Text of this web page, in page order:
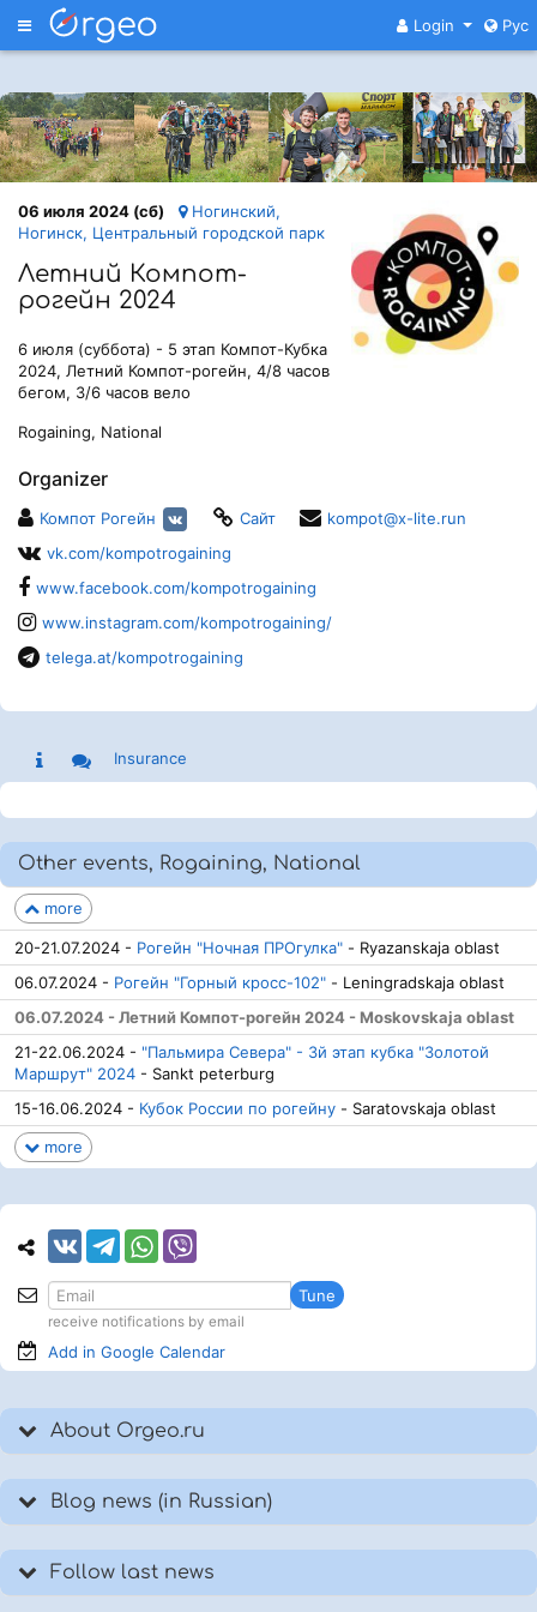
Меню Login Рус
06 июля 2024 (сб)
Ногинский,
Ногинск, Центральный городской парк
Летний Компот-
рогейн 2024
6 июля (суббота) - 5 этап Компот-Кубка
2024, Летний Компот-рогейн, 4/8 часов
бегом, 3/6 часов вело
Rogaining, National
Organizer
Компот Рогейн Сайт
kompot@x-lite.run
vk.com/kompotrogaining
www.facebook.com/kompotrogaining
www.instagram.com/kompotrogaining/
telega.at/kompotrogaining
Insurance
Other events, Rogaining, National
more
20-21.07.2024 - Рогейн "Ночная ПРОгулка" - Ryazanskaja oblast
06.07.2024 - Рогейн "Горный кросс-102" - Leningradskaja oblast
06.07.2024 - Летний Компот-рогейн 2024 - Moskovskaja oblast
21-22.06.2024 - "Пальмира Севера" - 3й этап кубка "Золотой
Маршрут" 2024 - Sankt peterburg
15-16.06.2024 - Кубок России по рогейну - Saratovskaja oblast
more
Tune
receive notifications by email
Add in Google Calendar
About Orgeo.ru
Blog news (in Russian)
Follow last news